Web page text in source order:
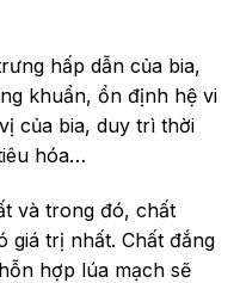
hấp dẫn của bia,
khuẩn, ổn định hệ vi
của bia, duy trì thời
hóa…
và trong đó, chất
giá trị nhất. Chất đắng
hợp lúa mạch sẽ